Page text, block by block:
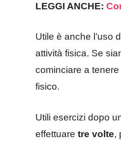
LEGGI ANCHE:
Utile è anche l’uso
attività fisica. Se
cominciare a
fisico.
Utili esercizi dopo
effettuare tre volte,